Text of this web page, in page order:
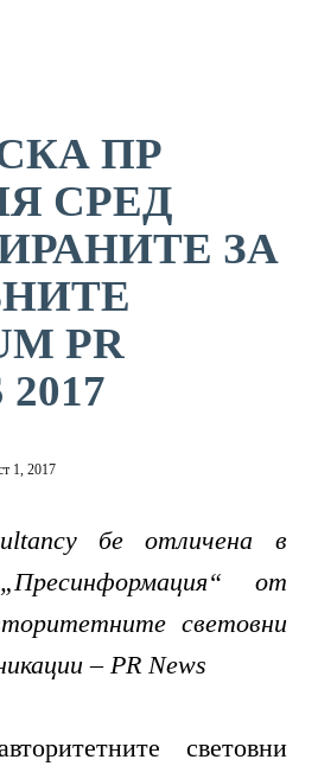
ПР
СРЕД
ЗА
PR
2017
1, 2017
бе отличена в
от
световни
– PR News
световни